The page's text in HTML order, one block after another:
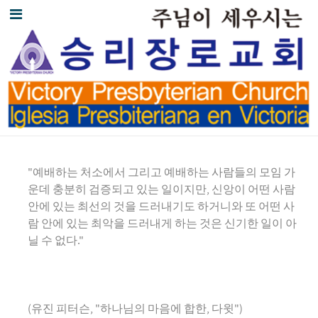
"예배하는 처소에서 그리고 예배하는 사람들의 모임 가
운데 충분히 검증되고 있는 일이지만, 신앙이 어떤 사람
안에 있는 최선의 것을 드러내기도 하거니와 또 어떤 사
람 안에 있는 최악을 드러내게 하는 것은 신기한 일이 아
닐 수 없다."
(유진 피터슨, "하나님의 마음에 합한, 다윗")